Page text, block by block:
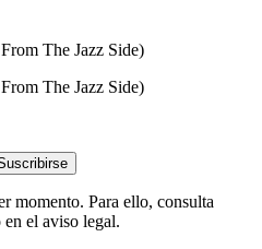
momento. Para ello, consulta
el aviso legal.